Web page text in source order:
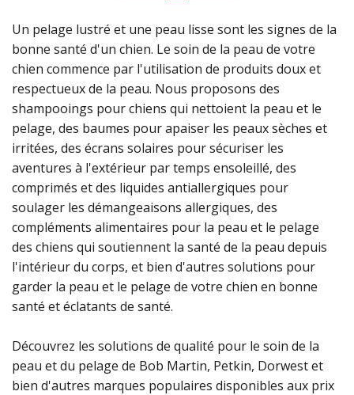
Un pelage lustré et une peau lisse sont les signes de la
bonne santé d'un chien. Le soin de la peau de votre
chien commence par l'utilisation de produits doux et
respectueux de la peau. Nous proposons des
shampooings pour chiens qui nettoient la peau et le
pelage, des baumes pour apaiser les peaux sèches et
irritées, des écrans solaires pour sécuriser les
aventures à l'extérieur par temps ensoleillé, des
comprimés et des liquides antiallergiques pour
soulager les démangeaisons allergiques, des
compléments alimentaires pour la peau et le pelage
des chiens qui soutiennent la santé de la peau depuis
l'intérieur du corps, et bien d'autres solutions pour
garder la peau et le pelage de votre chien en bonne
santé et éclatants de santé.
Découvrez les solutions de qualité pour le soin de la
peau et du pelage de Bob Martin, Petkin, Dorwest et
bien d'autres marques populaires disponibles aux prix